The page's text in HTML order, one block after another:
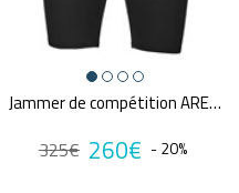
Jammer de compétition ARENA M PWSKIN CARBON GLIDE
325€ 260€ - 20%